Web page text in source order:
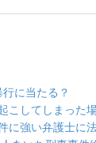
行に当たる？
こしてしまった
に強い弁護士に